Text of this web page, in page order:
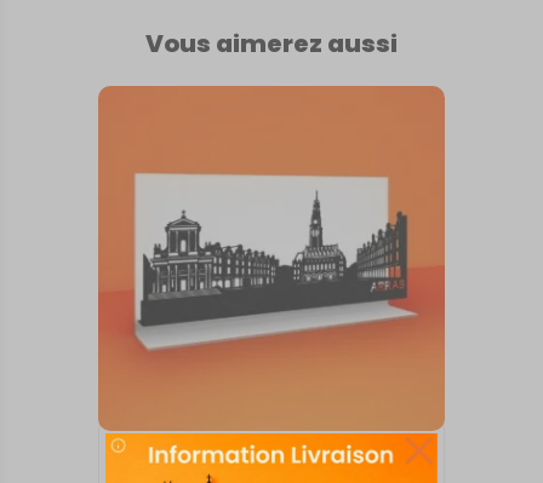
Vous aimerez aussi
SKYLINE SUR SOCLE